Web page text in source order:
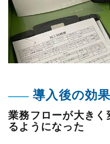
導入後の効
業務フローが大きく
るようになった